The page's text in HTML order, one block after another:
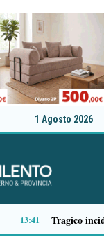
1 Agosto 2026
Opere strategiche, al via la gara per il fiume Sarno: un piano da 407 milioni di euro 11:12